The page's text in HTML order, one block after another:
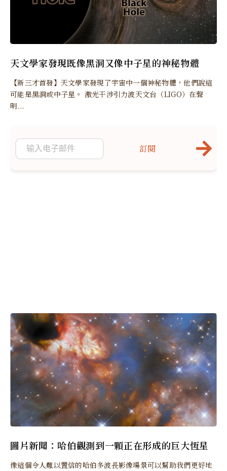
天文學家發現既像黑洞又像中子星的神秘物體
【新三才首發】天文學家發現了宇宙中一個神秘物體，他們說這
可能是黑洞或中子星。 激光干涉引力波天文台（LIGO）在聲
明...
圖片新聞：哈伯觀測到一顆正在形成的巨大恆星
像這個令人難以置信的哈​​伯多波長影像場景可以幫助我們更好地
訂閱